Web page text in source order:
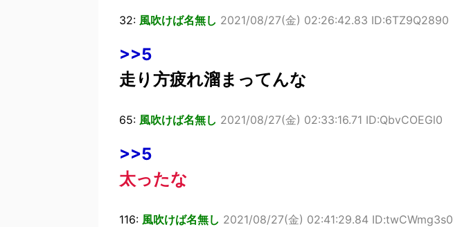
32: 風吹けば名無し 2021/08/27(金) 02:26:42.83 ID:6TZ9Q2890
>>5
走り方疲れ溜まってんな
65: 風吹けば名無し 2021/08/27(金) 02:33:16.71 ID:QbvCOEGl0
>>5
太ったな
116: 風吹けば名無し 2021/08/27(金) 02:41:29.84 ID:twCWmg3s0